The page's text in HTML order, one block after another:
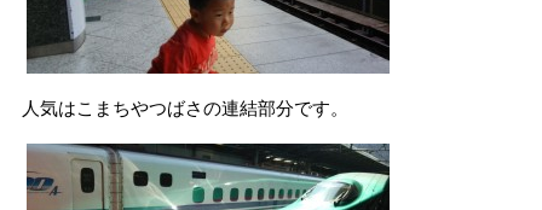
人気はこまちやつばさの連結部分です。